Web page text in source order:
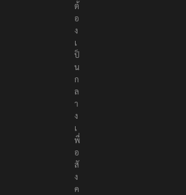
ต้
อ
ง
เ
ป็
น
ก
ล
า
ง
เ
พื่
อ
สั
ง
ค